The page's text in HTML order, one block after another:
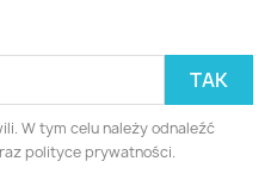
W tym celu należy odnaleźć
polityce prywatności.